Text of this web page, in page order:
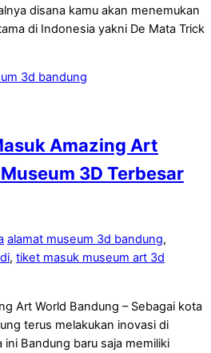
disana kamu akan menemukan
di Indonesia yakni De Mata Trick
Amazing Art
3D Terbesar
alamat museum 3d bandung,
, tiket masuk museum art 3d
Art World Bandung – Sebagai kota
terus melakukan inovasi di
Bandung baru saja memiliki